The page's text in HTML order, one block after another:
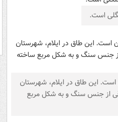
این طاق در ایلام، شهرستان
از جنس سنگ و به شکل مربع